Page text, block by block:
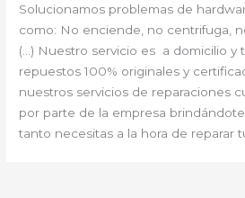
Solucionamos problemas de
como: No enciende, no centrifuga,
(…) Nuestro servicio es a domicilio y
repuestos 100% originales y
nuestros servicios de reparaciones
por parte de la empresa
tanto necesitas a la hora de reparar